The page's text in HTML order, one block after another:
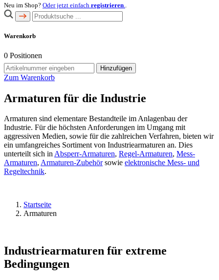
Neu im Shop? Oder jetzt einfach registrieren..
Warenkorb
0 Positionen
Hinzufügen
Zum Warenkorb
Armaturen für die Industrie
Armaturen sind elementare Bestandteile im Anlagenbau der
Industrie. Für die höchsten Anforderungen im Umgang mit
aggressiven Medien, sowie für die zahlreichen Verfahren, bieten wir
ein umfangreiches Sortiment von Industriearmaturen an. Dies
unterteilt sich inAbsperr-Armaturen, Regel-Armaturen, Mess-
Armaturen, Armaturen-Zubehörsowie elektronische Mess- und
Regeltechnik.
Startseite
Armaturen
Industriearmaturen für extreme
Bedingungen